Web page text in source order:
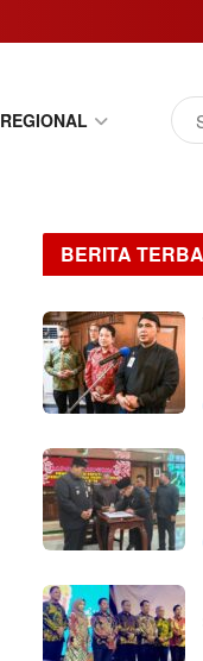
REGIONAL
BERITA